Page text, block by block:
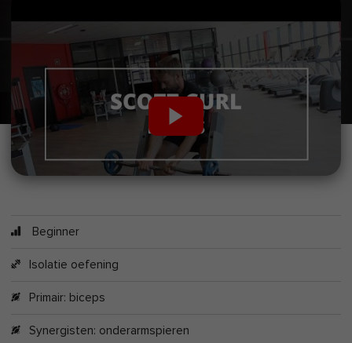
Beginner
Isolatie oefening
Primair: biceps
Synergisten: onderarmspieren